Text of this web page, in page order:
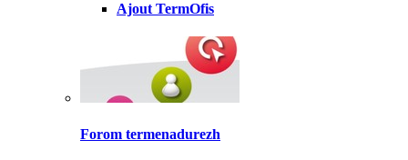
Ajout TermOfis
Forom termenadurezh